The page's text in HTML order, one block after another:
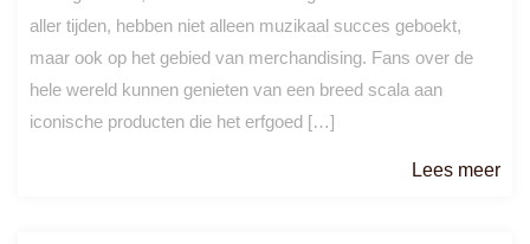
aller tijden, hebben niet alleen muzikaal succes geboekt,
maar ook op het gebied van merchandising. Fans over de
hele wereld kunnen genieten van een breed scala aan
iconische producten die het erfgoed […]
Lees meer